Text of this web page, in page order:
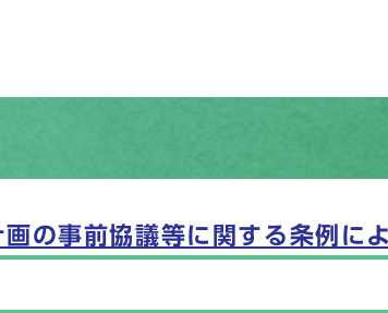
の事前協議等に関する条例に